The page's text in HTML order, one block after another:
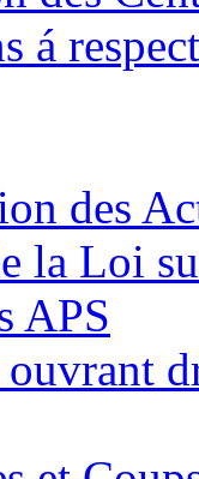
á
des
la Loi
APS